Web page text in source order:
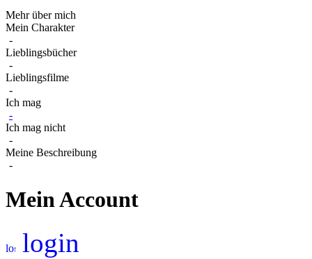
Mehr über mich
Mein Charakter
-
Lieblingsbücher
-
Lieblingsfilme
-
Ich mag
-
Ich mag nicht
-
Meine Beschreibung
-
Mein Account
login